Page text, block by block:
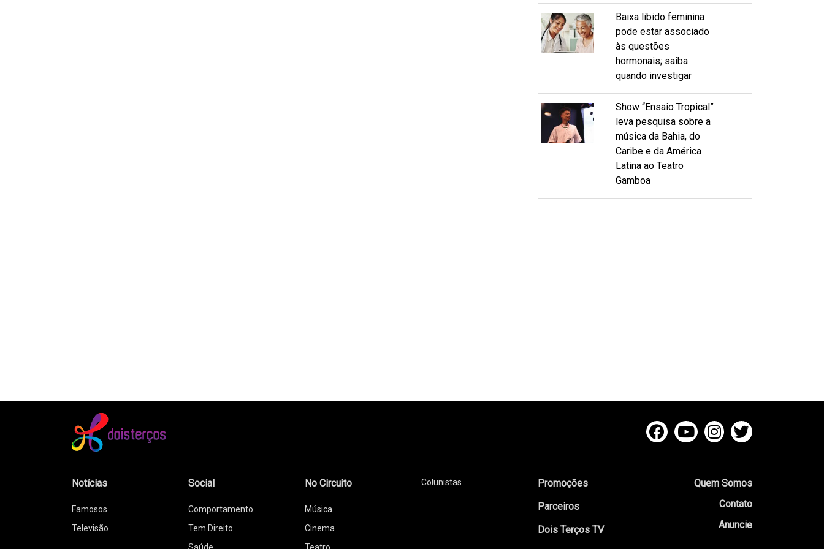
Baixa libido feminina
pode estar associado
às questões
hormonais; saiba
quando investigar
Show “Ensaio Tropical”
leva pesquisa sobre a
música da Bahia, do
Caribe e da América
Latina ao Teatro
Gamboa
Notícias
Famosos
Televisão
Social
Comportamento
Tem Direito
Saúde
No Circuito
Música
Cinema
Teatro
Colunistas
Promoções
Parceiros
Dois Terços TV
Quem Somos
Contato
Anuncie